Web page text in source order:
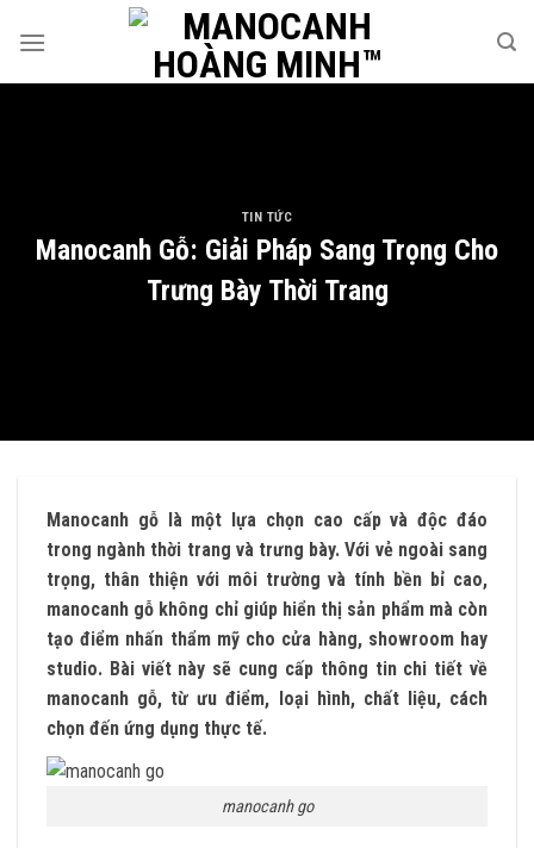
TIN TỨC
Manocanh Gỗ: Giải Pháp Sang Trọng Cho
Trưng Bày Thời Trang
Manocanh gỗ là một lựa chọn cao cấp và độc đáo
trong ngành thời trang và trưng bày. Với vẻ ngoài sang
trọng, thân thiện với môi trường và tính bền bỉ cao,
manocanh gỗ không chỉ giúp hiển thị sản phẩm mà còn
tạo điểm nhấn thẩm mỹ cho cửa hàng, showroom hay
studio. Bài viết này sẽ cung cấp thông tin chi tiết về
manocanh gỗ, từ ưu điểm, loại hình, chất liệu, cách
chọn đến ứng dụng thực tế.
manocanh go